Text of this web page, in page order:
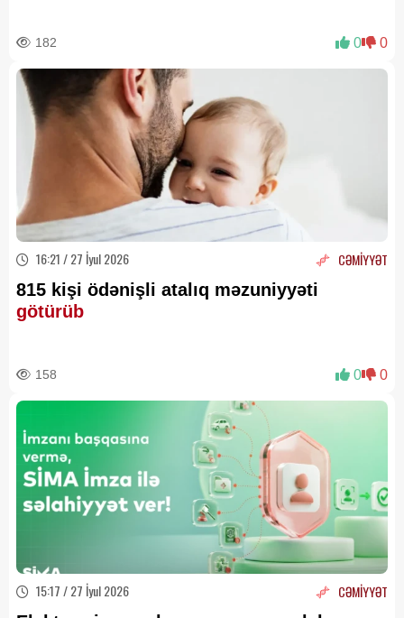
182 0 0
16:21 / 27 İyul 2026 CƏMİYYƏT
815 kişi ödənişli atalıq məzuniyyəti
götürüb
158 0 0
15:17 / 27 İyul 2026 CƏMİYYƏT